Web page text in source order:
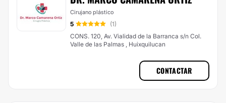
Cirujano plástico
5
(1)
CONS. 120, Av. Vialidad de la Barranca s/n Col.
Valle de las Palmas , Huixquilucan
CONTACTAR